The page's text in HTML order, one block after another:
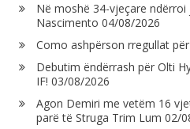
Në moshë 34-vjeçare
Nascimento 04/08/2026
Como ashpërson rregullat
Debutim ëndërrash për Olti
IF! 03/08/2026
Agon Demiri me vetëm 16
parë të Struga Trim Lum 02/